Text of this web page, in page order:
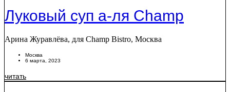
Луковый суп а-ля Champ
Арина Журавлёва, для Champ Bistro, Москва
Москва
6 марта, 2023
читать